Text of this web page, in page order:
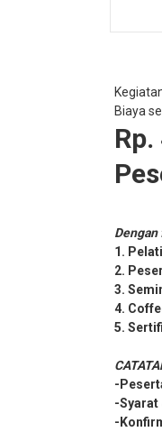
Biaya
1.
2.
3.
4.
5.
-
-Syarat
-